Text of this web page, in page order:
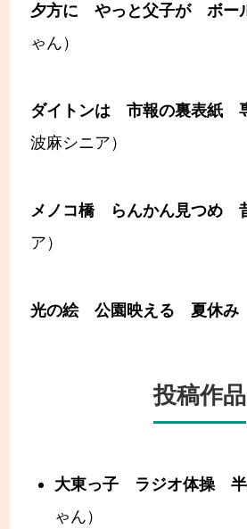
夕方に やっと父子が ボー
ゃん）
ダイトンは 市報の裏表紙
波麻シニア）
メノコ橋 らんかん見つめ
ア）
光の絵 公園映える 夏休み
投稿作品
大東っ子 ラジオ体操 半
ゃん）